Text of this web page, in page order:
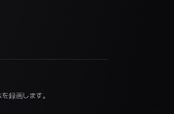
録画します。